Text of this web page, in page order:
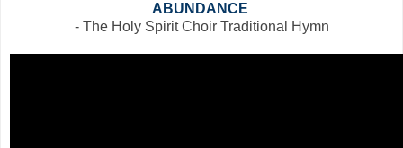
ABUNDANCE
- The Holy Spirit Choir Traditional Hymn